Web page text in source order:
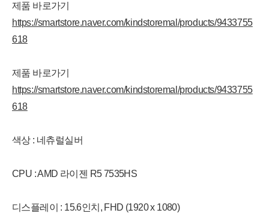
제품 바로가기
https://smartstore.naver.com/kindstoremal/products/9433755
618
제품 바로가기
https://smartstore.naver.com/kindstoremal/products/9433755
618
색상 : 네츄럴실버
CPU : AMD 라이젠 R5 7535HS
디스플레이 : 15.6인치, FHD (1920 x 1080)